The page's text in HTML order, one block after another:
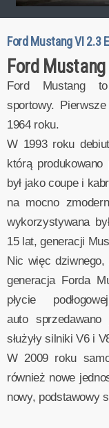
Ford Mustang VI 2.3
Ford Mustang
Ford Mustang
sportowy.
1964 roku.
W 1993 roku
którą
był jako coupe i
na mocno
wykorzystywana
15 lat, generacji
Nic więc dziwnego,
generacja Forda
płycie
auto
służyły silniki V6 i
W 2009 roku
również nowe
nowy, podstawowy